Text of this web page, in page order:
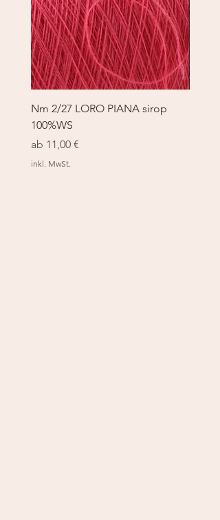
Nm 2/27 LORO PIANA sirop
100%WS
ab 11,00 €
Sale-Preis
inkl. MwSt.